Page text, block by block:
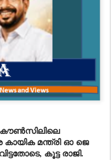
മന്ത്രി ഓ ജെ
കൂട്ട രാജി.